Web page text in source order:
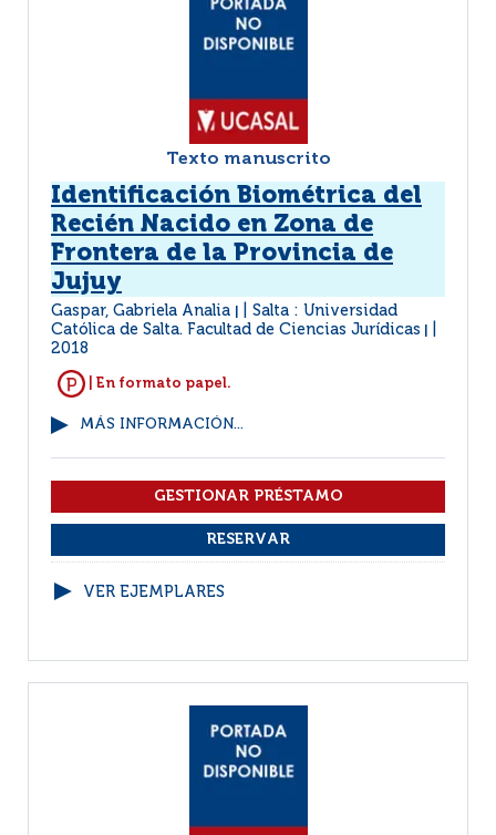
Texto manuscrito
Identificación Biométrica del
Recién Nacido en Zona de
Frontera de la Provincia de
Jujuy
Gaspar, Gabriela Analia
Salta : Universidad
Católica de Salta. Facultad de Ciencias Jurídicas
2018
| En formato papel.
MÁS INFORMACIÓN...
VER EJEMPLARES